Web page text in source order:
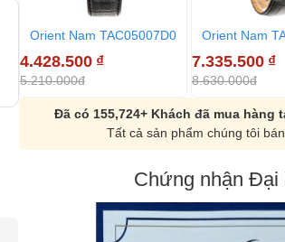
Orient Nam TAC05007D0
4.428.500 ₫
5.210.000đ
Orient Nam
7.335.500 ₫
8.630.000đ
Đã có 155,724+ Khách đã mua hàng
Tất cả sản phẩm chúng tôi
Chứng nhận Đại